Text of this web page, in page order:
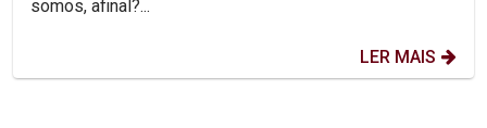
somos, afinal?...
LER MAIS